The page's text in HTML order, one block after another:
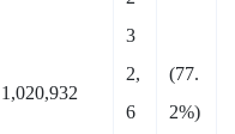
1,020,932
3
2,
6
(77.
2%)